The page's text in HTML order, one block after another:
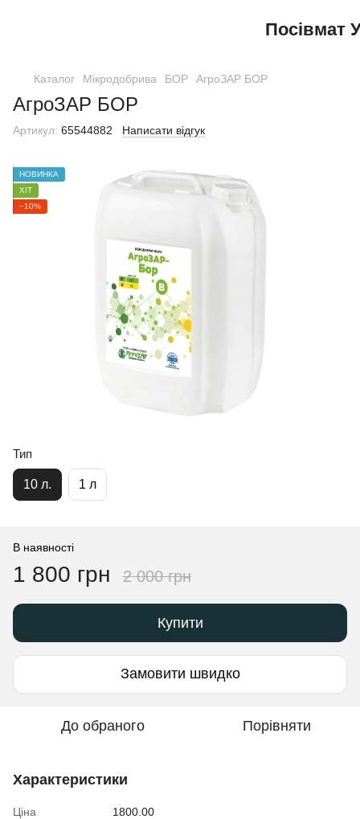
Посівмат
Каталог Мікродобрива БОР АгроЗАР БОР
АгроЗАР БОР
Артикул: 65544882 Написати відгук
НОВИНКА
ХІТ
−10%
Тип
10 л. 1 л
В наявності
1 800 грн 2 000 грн
Купити
Замовити швидко
До обраного Порівняти
Характеристики
Ціна
1800.00